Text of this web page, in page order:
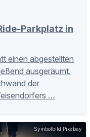
Parkplatz in
einen abgestellten
ausgeräumt.
der
…
Symbolbild Pixabay